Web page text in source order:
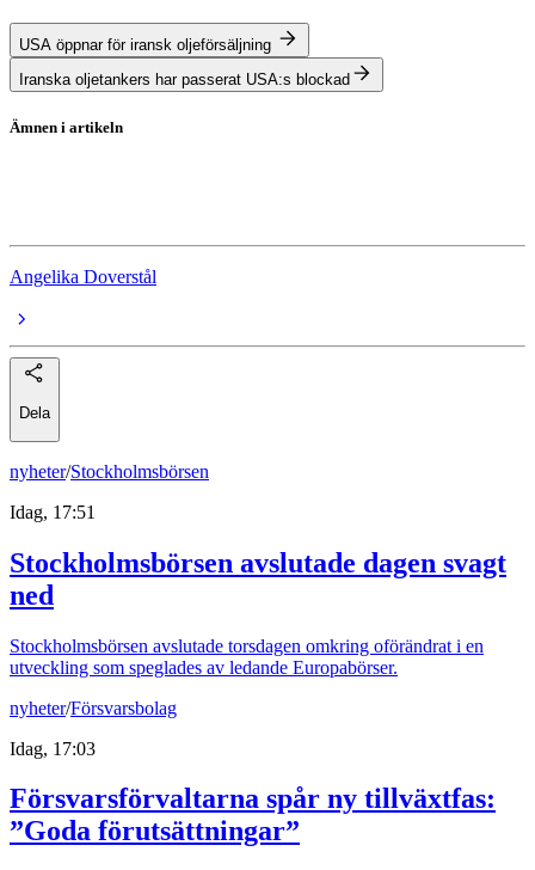
USA öppnar för iransk oljeförsäljning
Iranska oljetankers har passerat USA:s blockad
Ämnen i artikeln
Angelika Doverstål
Dela
nyheter/Stockholmsbörsen
Idag, 17:51
Stockholmsbörsen avslutade dagen svagt
ned
Stockholmsbörsen avslutade torsdagen omkring oförändrat i en
utveckling som speglades av ledande Europabörser.
nyheter/Försvarsbolag
Idag, 17:03
Försvarsförvaltarna spår ny tillväxtfas:
”Goda förutsättningar”